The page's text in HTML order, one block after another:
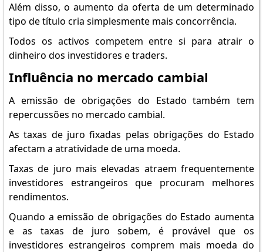
Além disso, o aumento da oferta de um determinado
tipo de título cria simplesmente mais concorrência.
Todos os activos competem entre si para atrair o
dinheiro dos investidores e traders.
Influência no mercado cambial
A emissão de obrigações do Estado também tem
repercussões no mercado cambial.
As taxas de juro fixadas pelas obrigações do Estado
afectam a atratividade de uma moeda.
Taxas de juro mais elevadas atraem frequentemente
investidores estrangeiros que procuram melhores
rendimentos.
Quando a emissão de obrigações do Estado aumenta
e as taxas de juro sobem, é provável que os
investidores estrangeiros comprem mais moeda do